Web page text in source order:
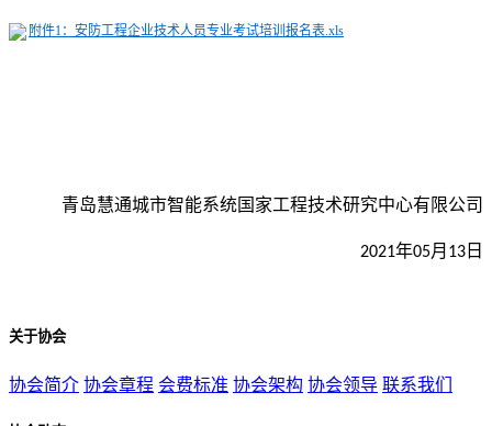
附件1：安防工程企业技术人员专业考试培训报名表.xls
青岛慧通城市智能系统国家工程技术研究中心有限公司
2021年05月 13 日
关于协会
协会简介 协会章程 会费标准 协会架构 协会领导 联系我们